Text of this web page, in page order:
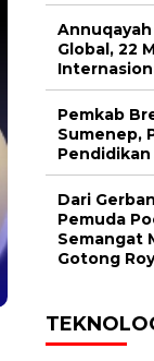
Global, 22
Pemkab
Sumenep,
Pendidikan
Dari
Pemuda
Semangat
Gotong